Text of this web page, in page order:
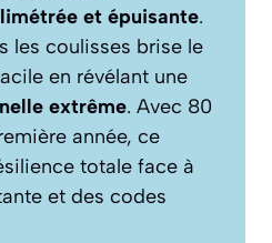
et épuisante.
les coulisses brise le
en révélant une
extrême. Avec 80
année, ce
totale face à
et des codes